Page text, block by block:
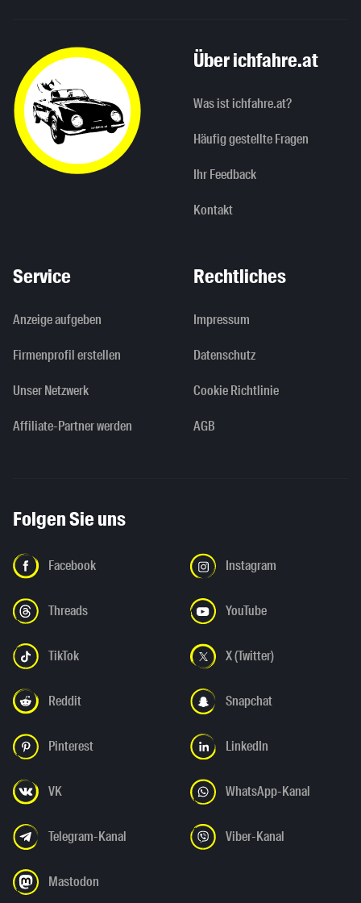
Über ichfahre.at
Was ist ichfahre.at?
Häufig gestellte Fragen
Ihr Feedback
Kontakt
Service
Anzeige aufgeben
Firmenprofil erstellen
Unser Netzwerk
Affiliate-Partner werden
Rechtliches
Impressum
Datenschutz
Cookie Richtlinie
AGB
Folgen Sie uns
Facebook Instagram
Threads YouTube
TikTok X (Twitter)
Reddit Snapchat
Pinterest LinkedIn
VK WhatsApp-Kanal
Telegram-Kanal Viber-Kanal
Mastodon